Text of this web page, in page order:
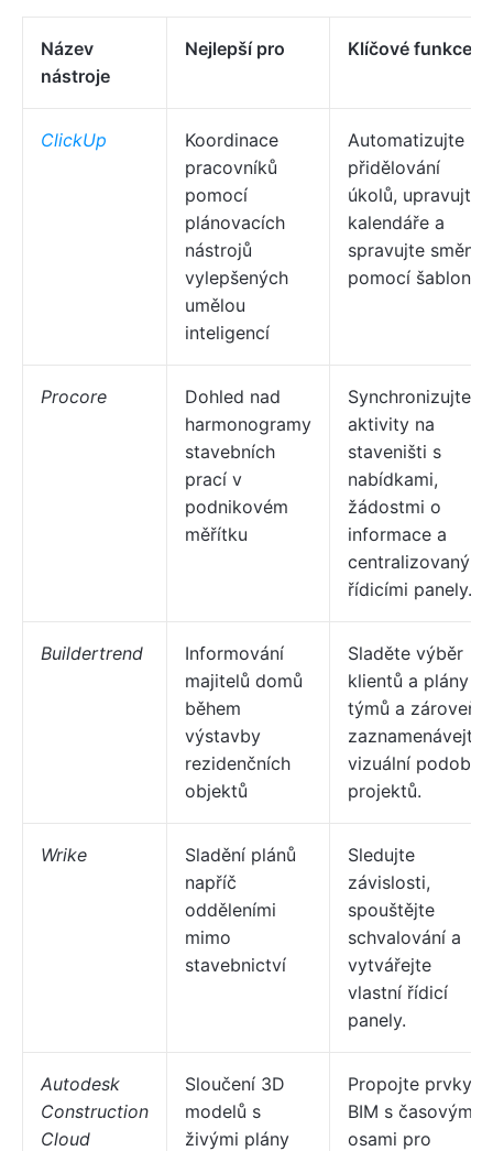
Název
nástroje
Nejlepší pro Klíčové funkce
ClickUp
Koordinace
pracovníků
pomocí
plánovacích
nástrojů
vylepšených
umělou
inteligencí
Automatizujte
přidělování
úkolů, upravujte
kalendáře a
spravujte směny
pomocí šablon.
Procore
Dohled nad
harmonogramy
stavebních
prací v
podnikovém
měřítku
Synchronizujte
aktivity na
staveništi s
nabídkami,
žádostmi o
informace a
centralizovanými
řídicími panely.
Buildertrend
Informování
majitelů domů
během
výstavby
rezidenčních
objektů
Sladěte výběr
klientů a plány
týmů a zároveň
zaznamenávejte
vizuální podoby
projektů.
Wrike
Sladění plánů
napříč
odděleními
mimo
stavebnictví
Sledujte
závislosti,
spouštějte
schvalování a
vytvářejte
vlastní řídicí
panely.
Autodesk
Construction
Cloud
Sloučení 3D
modelů s
živými plány
Propojte prvky
BIM s časovými
osami pro